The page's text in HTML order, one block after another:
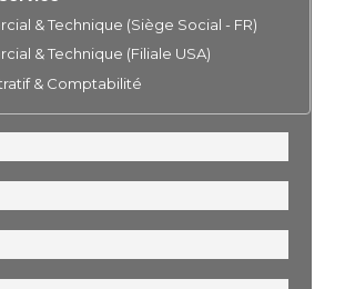
& Technique (Siège Social - FR)
& Technique (Filiale USA)
& Comptabilité